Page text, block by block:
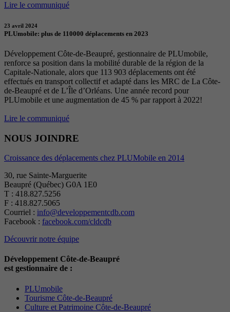
Lire le communiqué
23 avril 2024
PLUmobile: plus de 110000 déplacements en 2023
Développement Côte-de-Beaupré, gestionnaire de PLUmobile,
renforce sa position dans la mobilité durable de la région de la
Capitale-Nationale, alors que 113 903 déplacements ont été
effectués en transport collectif et adapté dans les MRC de La Côte-
de-Beaupré et de L’Île d’Orléans. Une année record pour
PLUmobile et une augmentation de 45 % par rapport à 2022!
Lire le communiqué
NOUS JOINDRE
Croissance des déplacements chez PLUMobile en 2014
30, rue Sainte-Marguerite
Beaupré (Québec) G0A 1E0
T : 418.827.5256
F : 418.827.5065
Courriel : info@developpementcdb.com
Facebook : facebook.com/cldcdb
Découvrir notre équipe
Développement Côte-de-Beaupré
est gestionnaire de :
PLUmobile
Tourisme Côte-de-Beaupré
Culture et Patrimoine Côte-de-Beaupré